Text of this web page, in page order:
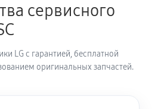
LG FJ3
LG FJ3
сервисного
LG с гарантией, бесплатной
оригинальных запчастей.